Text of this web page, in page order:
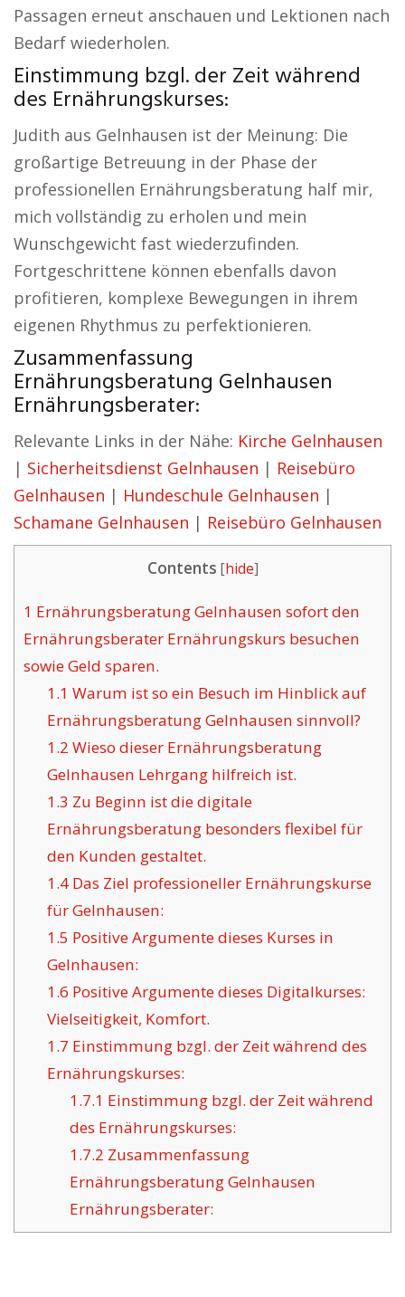
Passagen erneut anschauen und Lektionen nach
Bedarf wiederholen.
Einstimmung bzgl. der Zeit während
des Ernährungskurses:
Judith aus Gelnhausen ist der Meinung: Die
großartige Betreuung in der Phase der
professionellen Ernährungsberatung half mir,
mich vollständig zu erholen und mein
Wunschgewicht fast wiederzufinden.
Fortgeschrittene können ebenfalls davon
profitieren, komplexe Bewegungen in ihrem
eigenen Rhythmus zu perfektionieren.
Zusammenfassung
Ernährungsberatung Gelnhausen
Ernährungsberater:
Relevante Links in der Nähe: Kirche Gelnhausen
| Sicherheitsdienst Gelnhausen | Reisebüro
Gelnhausen | Hundeschule Gelnhausen |
Schamane Gelnhausen | Reisebüro Gelnhausen
Contents [hide]
1 Ernährungsberatung Gelnhausen sofort den
Ernährungsberater Ernährungskurs besuchen
sowie Geld sparen.
1.1 Warum ist so ein Besuch im Hinblick auf
Ernährungsberatung Gelnhausen sinnvoll?
1.2 Wieso dieser Ernährungsberatung
Gelnhausen Lehrgang hilfreich ist.
1.3 Zu Beginn ist die digitale
Ernährungsberatung besonders flexibel für
den Kunden gestaltet.
1.4Das Ziel professioneller Ernährungskurse
für Gelnhausen:
1.5 Positive Argumente dieses Kurses in
Gelnhausen:
1.6 Positive Argumente dieses Digitalkurses:
Vielseitigkeit, Komfort.
1.7 Einstimmung bzgl. der Zeit während des
Ernährungskurses:
1.7.1 Einstimmung bzgl. der Zeit während
des Ernährungskurses:
1.7.2 Zusammenfassung
Ernährungsberatung Gelnhausen
Ernährungsberater: